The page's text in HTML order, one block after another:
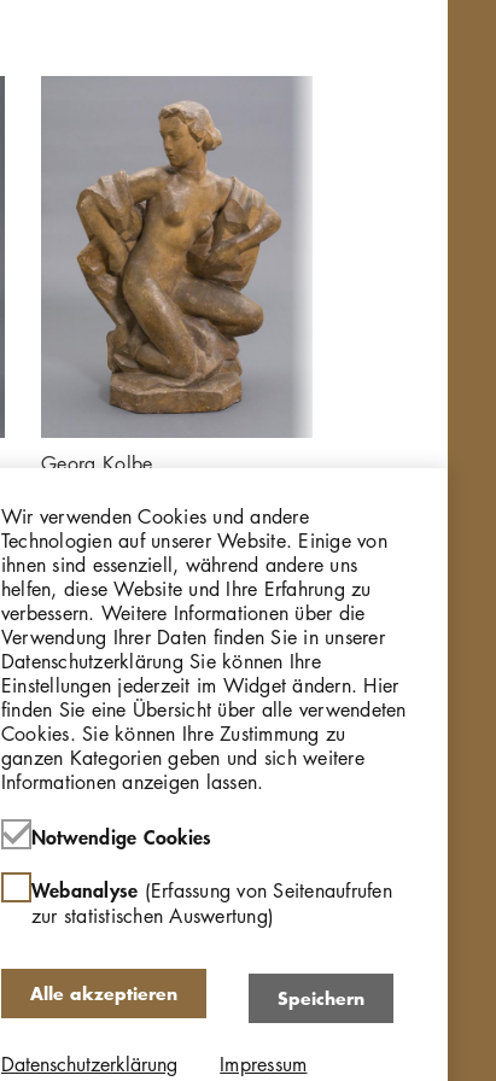
Georg Kolbe
Gi243
GKFo-
Wir verwenden Cookies und andere
Technologien auf unserer Website. Einige von
ihnen sind essenziell, während andere uns
helfen, diese Website und Ihre Erfahrung zu
verbessern. Weitere Informationen über die
Verwendung Ihrer Daten finden Sie in unserer
Datenschutzerklärung Sie können Ihre
Einstellungen jederzeit im Widget ändern. Hier
finden Sie eine Übersicht über alle verwendeten
Cookies. Sie können Ihre Zustimmung zu
ganzen Kategorien geben und sich weitere
Informationen anzeigen lassen.
Notwendige Cookies
Webanalyse (Erfassung von Seitenaufrufen
zur statistischen Auswertung)
Alle akzeptieren Speichern
Datenschutzerklärung Impressum